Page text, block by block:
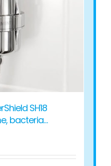
SH18
bacteria…